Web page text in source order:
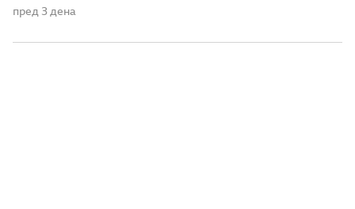
политички говори. Таму секој збор има поголема
државотворната мисла на македонскиот народ. Затоа
пред 3 дена